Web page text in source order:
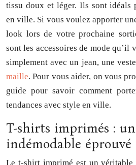
tissu doux et léger. Ils sont idéals
en ville. Si vous voulez apporter
look lors de votre prochaine
sont les accessoires de mode qu’il
simplement avec un jean, une
maille. Pour vous aider, on vous
guide pour savoir comment
tendances avec style en ville.
T-shirts imprimés :
indémodable
Le t-shirt imprimé est un véritable